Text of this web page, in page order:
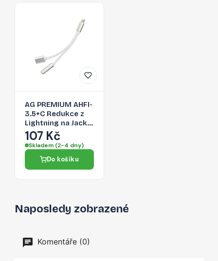
AG PREMIUM AHFI-
3.5+C Redukce z
Lightning na Jack
3,5/Lightning,
stříbrná
107 Kč
Skladem (2-4 dny)
Do košíku
Naposledy zobrazené
Komentáře (0)